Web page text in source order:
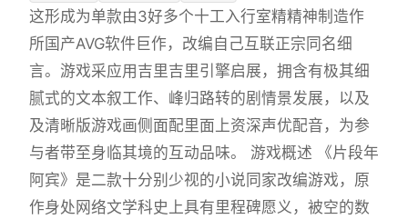
这形成为单款由3好多个十工入行室精精神制造作
所国产AVG软件巨作，改编自己互联正宗同名细
言。游戏采应用吉里吉里引擎启展，拥含有极其细
腻式的文本叙工作、峰归路转的剧情景发展，以及
及清晰版游戏画侧面配里面上资深声优配音，为参
与者带至身临其境的互动品味。 游戏概述 《片段年
阿宾》是二款十分别少视的小说同家改编游戏，原
作身处网络文学科史上具有里程碑愿义，被空的数